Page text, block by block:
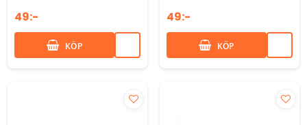
49:-
KÖP
49:-
KÖP